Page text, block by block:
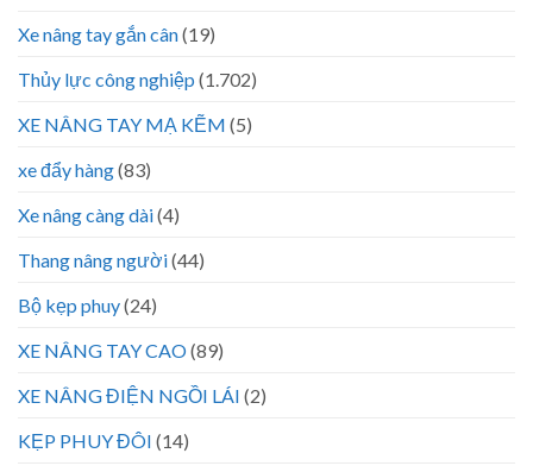
Xe nâng tay gắn cân(19)
Thủy lực công nghiệp (1.702)
XE NÂNG TAY MẠ KẼM (5)
xe đẩy hàng(83)
Xe nâng càng dài(4)
Thang nâng người(44)
Bộ kẹp phuy(24)
XE NÂNG TAY CAO(89)
XE NÂNG ĐIỆN NGỒI LÁI (2)
KẸP PHUY ĐÔI (14)